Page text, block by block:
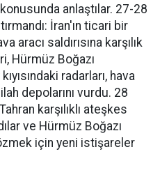
anlaştılar. 27-28
İran'ın ticari bir
aracı saldırısına karşılık
Hürmüz Boğazı
radarları, hava
depolarını vurdu. 28
karşılıklı ateşkes
ve Hürmüz Boğazı
için yeni istişareler